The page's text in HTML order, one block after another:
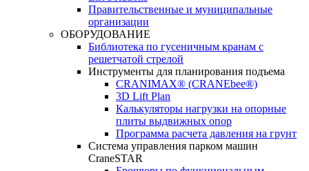
Правительственные и муниципальные
организации
ОБОРУДОВАНИЕ
Библиотека по гусеничным кранам с
решетчатой стрелой
Инструменты для планирования подъема
CRANIMAX® (CRANEbee®)
3D Lift Plan
Калькуляторы нагрузки на опорные
плиты выдвижных опор
Программа расчета давления на грунт
Система управления парком машин
CraneSTAR